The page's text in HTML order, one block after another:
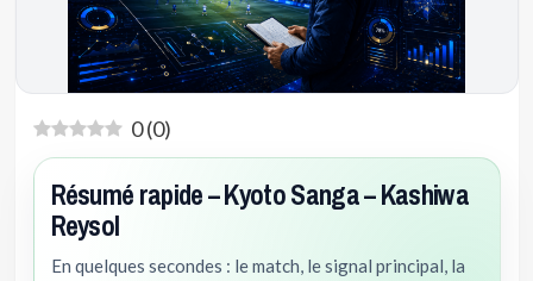
0(0)
Résumé rapide – Kyoto Sanga – Kashiwa
Reysol
En quelques secondes : le match, le signal principal, la